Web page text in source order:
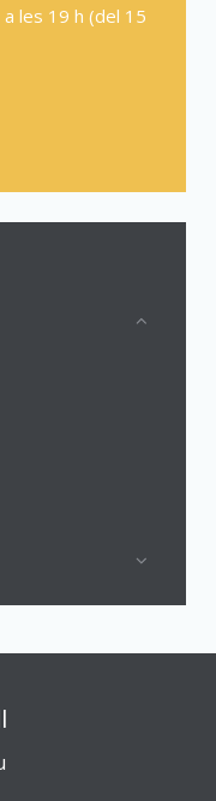
les 19 h (del 15